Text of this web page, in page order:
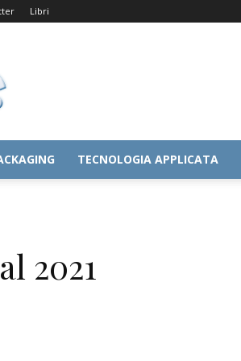
Libri
TECNOLOGIA APPLICATA
2021